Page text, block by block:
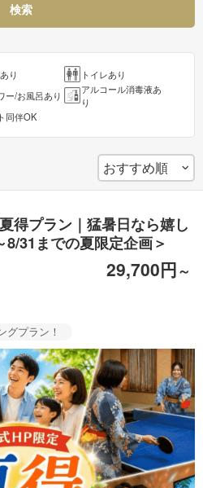
検索
り
トイレあり
ー/お風呂あり
アルコール消毒液あ
り
同伴OK
得プラン｜猛暑日なら嬉し
31までの夏限定企画＞
29,700円～
プラン！